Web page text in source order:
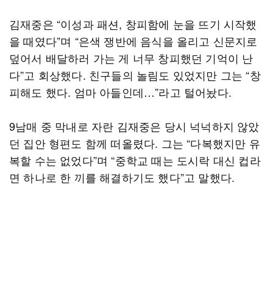
김재중은 “이성과 패션, 창피함에 눈을 뜨기 시작했
을 때였다”며 “은색 쟁반에 음식을 올리고 신문지로
덮어서 배달하러 가는 게 너무 창피했던 기억이 난
다”고 회상했다. 친구들의 놀림도 있었지만 그는 “창
피해도 했다. 엄마 아들인데…”라고 털어놨다.
9남매 중 막내로 자란 김재중은 당시 넉넉하지 않았
던 집안 형편도 함께 떠올렸다. 그는 “다복했지만 유
복할 수는 없었다”며 “중학교 때는 도시락 대신 컵라
면 하나로 한 끼를 해결하기도 했다”고 말했다.